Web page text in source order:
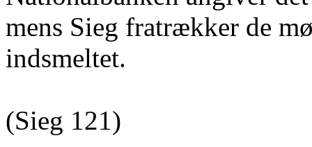
mens Sieg fratrækker de
indsmeltet.
(Sieg 121)